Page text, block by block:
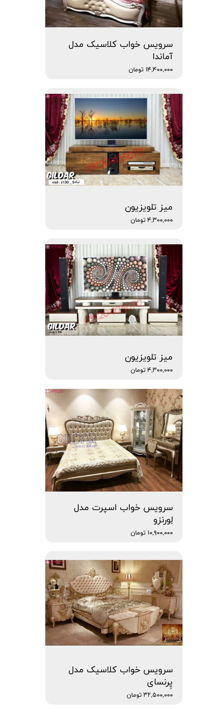
سرویس خواب کلاسیک مدل
آماندا
۱۴,۴۰۰,۰۰۰ تومان
میز تلویزیون
۴,۳۰۰,۰۰۰ تومان
میز تلویزیون
۴,۳۰۰,۰۰۰ تومان
سرویس خواب اسپرت مدل
لِورنزو
۱۰,۹۰۰,۰۰۰ تومان
سرویس خواب کلاسیک مدل
پِرنسای
۳۲,۵۰۰,۰۰۰ تومان